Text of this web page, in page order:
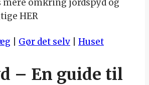
Gør det selv Huset
– En guide til